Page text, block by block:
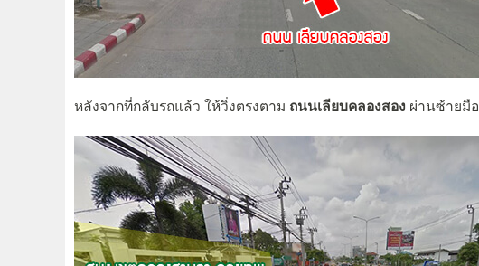
หลังจากที่กลับรถแล้ว ให้วิ่งตรงตาม ถนนเลียบคลองสอง ผ่านซ้ายมือ